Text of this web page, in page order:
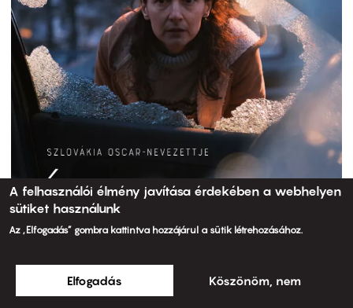
A felhasználói élmény javítása érdekében a webhelyen
sütiket használunk
Az „Elfogadás” gombra kattintva hozzájárul a sütik létrehozásához.
Elfogadás Köszönöm, nem